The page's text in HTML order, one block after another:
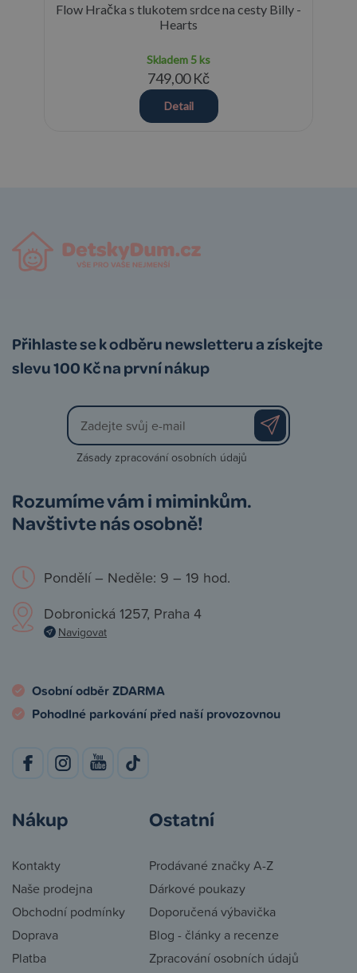
Flow Hračka s tlukotem srdce na cesty Billy -
Hearts
Skladem 5 ks
749,00 Kč
Detail
Přihlaste se k odběru newsletteru a získejte
slevu 100 Kč na první nákup
Zásady zpracování osobních údajů
Rozumíme vám i miminkům.
Navštivte nás osobně!
Pondělí – Neděle: 9 – 19 hod.
Dobronická 1257, Praha 4
Navigovat
Osobní odběr ZDARMA
Pohodlné parkování před naší provozovnou
Nákup
Kontakty
Naše prodejna
Obchodní podmínky
Doprava
Platba
Ostatní
Prodávané značky A-Z
Dárkové poukazy
Doporučená výbavička
Blog - články a recenze
Zpracování osobních údajů